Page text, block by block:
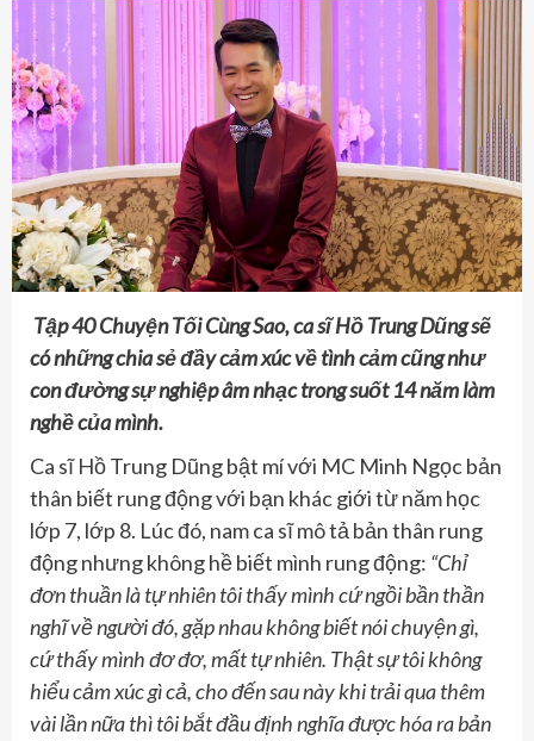
Tập 40 Chuyện Tối Cùng Sao, ca sĩ Hồ Trung Dũng sẽ
có những chia sẻ đầy cảm xúc về tình cảm cũng như
con đường sự nghiệp âm nhạc trong suốt 14 năm làm
nghề của mình.
Ca sĩ Hồ Trung Dũng bật mí với MC Minh Ngọc bản
thân biết rung động với bạn khác giới từ năm học
lớp 7, lớp 8. Lúc đó, nam ca sĩ mô tả bản thân rung
động nhưng không hề biết mình rung động: “Chỉ
đơn thuần là tự nhiên tôi thấy mình cứ ngồi bần thần
nghĩ về người đó, gặp nhau không biết nói chuyện gì,
cứ thấy mình đơ đơ, mất tự nhiên. Thật sự tôi không
hiểu cảm xúc gì cả, cho đến sau này khi trải qua thêm
vài lần nữa thì tôi bắt đầu định nghĩa được hóa ra bản